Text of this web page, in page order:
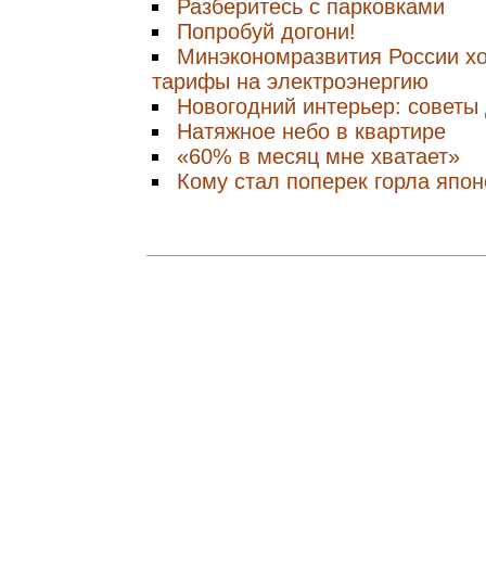
Разберитесь с парковками
Попробуй догони!
Минэкономразвития России
тарифы на электроэнергию
Новогодний интерьер: советы
Натяжное небо в квартире
«60% в месяц мне хватает»
Кому стал поперек горла